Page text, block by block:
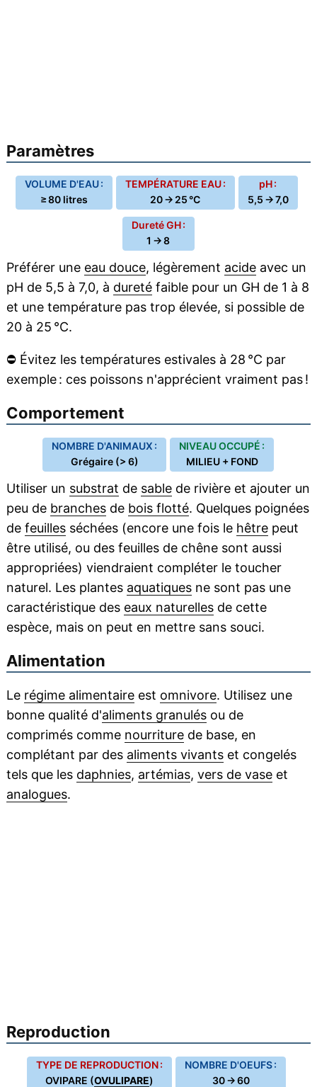
Paramètres
VOLUME D'EAU :
≥ 80 litres
TEMPÉRATURE EAU :
20 → 25 °C
pH :
5,5 → 7,0
Dureté GH :
1 → 8
Préférer une eau douce, légèrement acideavec un
pH de 5,5 à 7,0, à duretéfaible pour un GH de 1 à 8
et une température pas trop élevée, si possible de
20 à 25 °C.
⛔Évitez les températures estivales à 28 °C par
exemple : ces poissons n'apprécient vraiment pas !
Comportement
NOMBRE D'ANIMAUX :
Grégaire (> 6)
NIVEAU OCCUPÉ :
MILIEU + FOND
Utiliser un substrat de sablede rivière et ajouter un
peu de branchesde bois flotté. Quelques poignées
de feuillesséchées (encore une fois le hêtrepeut
être utilisé, ou des feuilles de chêne sont aussi
appropriées) viendraient compléter le toucher
naturel. Les plantes aquatiquesne sont pas une
caractéristique des eaux naturellesde cette
espèce, mais on peut en mettre sans souci.
Alimentation
Le régime alimentaireest omnivore. Utilisez une
bonne qualité d'aliments granulésou de
comprimés comme nourriturede base, en
complétant par des aliments vivantset congelés
tels que les daphnies, artémias, vers de vaseet
analogues.
Reproduction
TYPE DE REPRODUCTION :
OVIPARE (OVULIPARE)
NOMBRE D'OEUFS :
30 → 60